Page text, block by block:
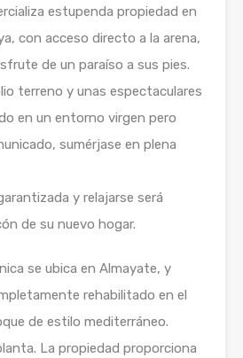
estupenda propiedad en
con acceso directo a la arena,
de un paraíso a sus pies.
terreno y unas espectaculares
en un entorno virgen pero
sumérjase en plena
y relajarse será
de su nuevo hogar.
se ubica en Almayate, y
rehabilitado en el
de estilo mediterráneo.
La propiedad proporciona